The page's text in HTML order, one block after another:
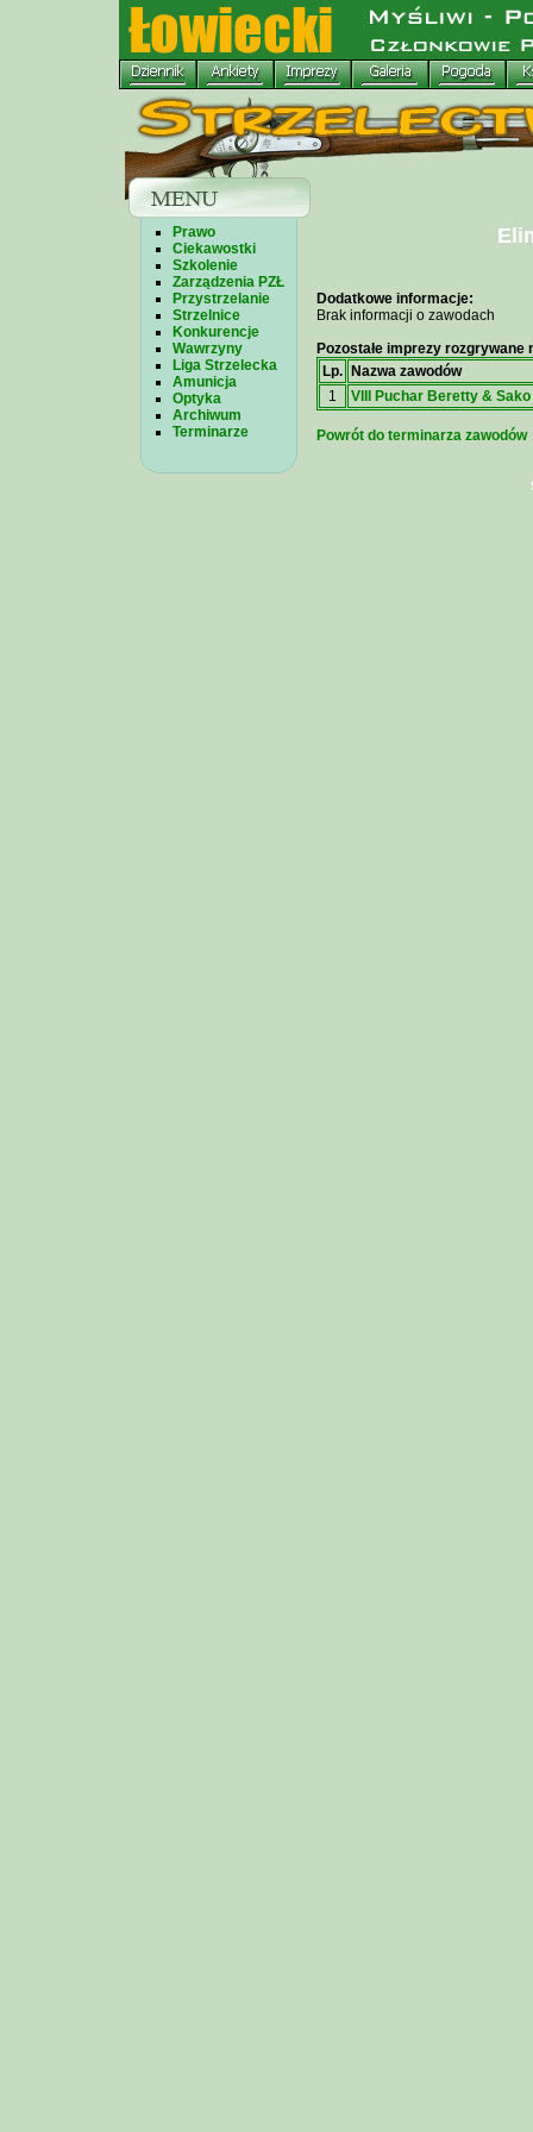
Prawo
Ciekawostki
Szkolenie
Zarządzenia PZŁ
Przystrzelanie
Strzelnice
Konkurencje
Wawrzyny
Liga Strzelecka
Amunicja
Optyka
Archiwum
Terminarze
Dodatkowe informacje:
Brak informacji o zawodach
Pozostałe imprezy rozgrywane
Lp.
Nazwa zawodów
1
VIII Puchar Beretty & Sako
Powrót do terminarza zawodów